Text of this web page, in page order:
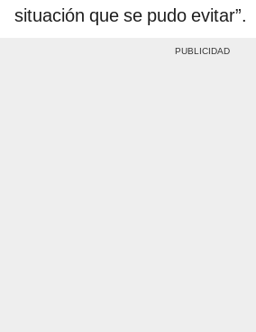
situación que se pudo evitar”.